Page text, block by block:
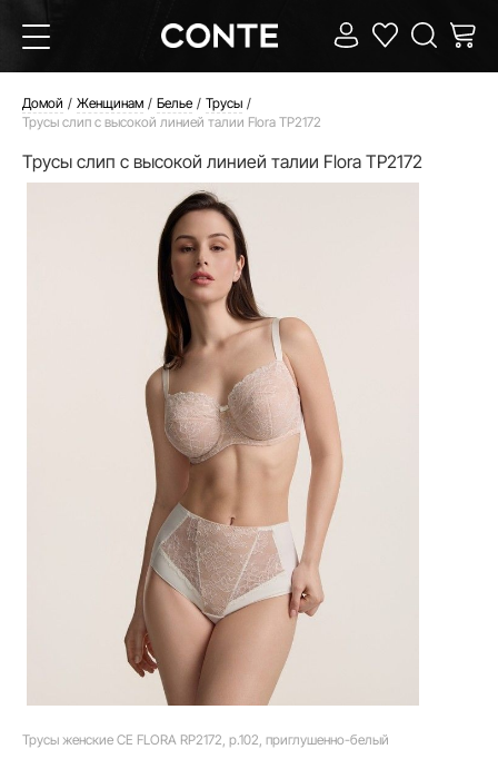
Домой Женщинам Белье
Трусы
Трусы слип с высокой линией талии Flora TP2172
Трусы слип с высокой линией талии Flora TP2172
Трусы женские CE FLORA RP2172, р.102, приглушенно-белый